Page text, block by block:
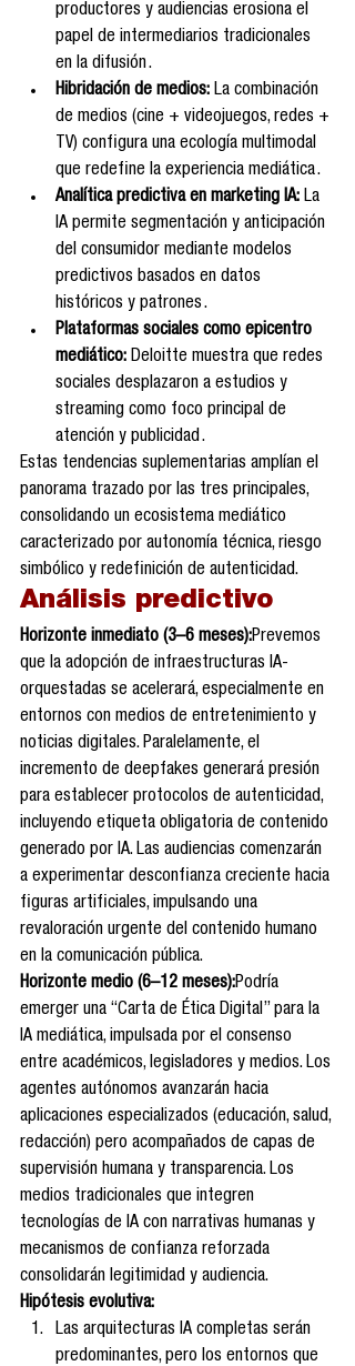
productores y audiencias erosiona el
papel de intermediarios tradicionales
en la difusión .
Hibridación de medios: La combinación
de medios (cine + videojuegos, redes +
TV) configura una ecología multimodal
que redefine la experiencia mediática .
Analítica predictiva en marketing IA: La
IA permite segmentación y anticipación
del consumidor mediante modelos
predictivos basados en datos
históricos y patrones .
Plataformas sociales como epicentro
mediático: Deloitte muestra que redes
sociales desplazaron a estudios y
streaming como foco principal de
atención y publicidad .
Estas tendencias suplementarias amplían el
panorama trazado por las tres principales,
consolidando un ecosistema mediático
caracterizado por autonomía técnica, riesgo
simbólico y redefinición de autenticidad.
Análisis predictivo
Horizonte inmediato (3–6 meses):Prevemos
que la adopción de infraestructuras IA-
orquestadas se acelerará, especialmente en
entornos con medios de entretenimiento y
noticias digitales. Paralelamente, el
incremento de deepfakes generará presión
para establecer protocolos de autenticidad,
incluyendo etiqueta obligatoria de contenido
generado por IA. Las audiencias comenzarán
a experimentar desconfianza creciente hacia
figuras artificiales, impulsando una
revaloración urgente del contenido humano
en la comunicación pública.
Horizonte medio (6–12 meses):Podría
emerger una “Carta de Ética Digital” para la
IA mediática, impulsada por el consenso
entre académicos, legisladores y medios. Los
agentes autónomos avanzarán hacia
aplicaciones especializados (educación, salud,
redacción) pero acompañados de capas de
supervisión humana y transparencia. Los
medios tradicionales que integren
tecnologías de IA con narrativas humanas y
mecanismos de confianza reforzada
consolidarán legitimidad y audiencia.
Hipótesis evolutiva:
Las arquitecturas IA completas serán
predominantes, pero los entornos que